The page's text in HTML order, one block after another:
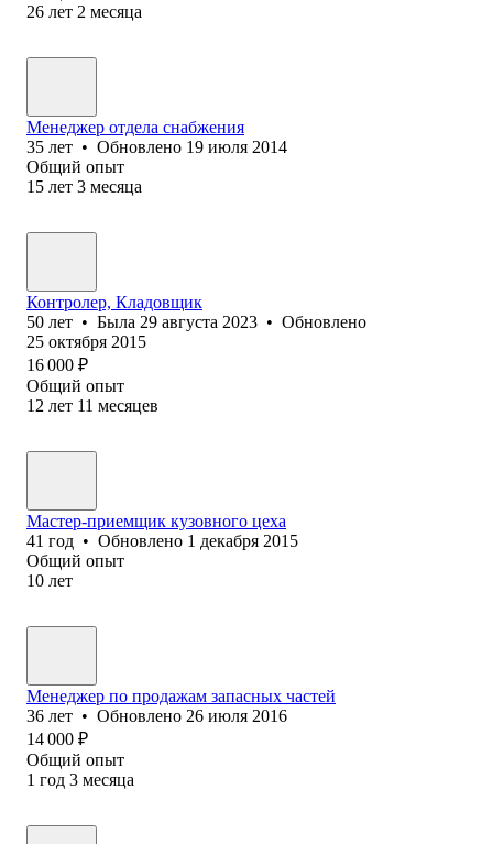
26 лет 2 месяца
Менеджер отдела снабжения
35 лет • Обновлено 19 июля 2014
Общий опыт
15 лет 3 месяца
Контролер, Кладовщик
50 лет • Была 29 августа 2023 • Обновлено
25 октября 2015
16 000 ₽
Общий опыт
12 лет 11 месяцев
Мастер-приемщик кузовного цеха
41 год • Обновлено 1 декабря 2015
Общий опыт
10 лет
Менеджер по продажам запасных частей
36 лет • Обновлено 26 июля 2016
14 000 ₽
Общий опыт
1 год 3 месяца